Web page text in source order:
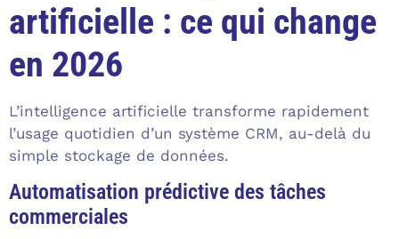
artificielle : ce qui change
en 2026
L’intelligence artificielle transforme rapidement
l’usage quotidien d’un système CRM, au-delà du
simple stockage de données.
Automatisation prédictive des tâches
commerciales